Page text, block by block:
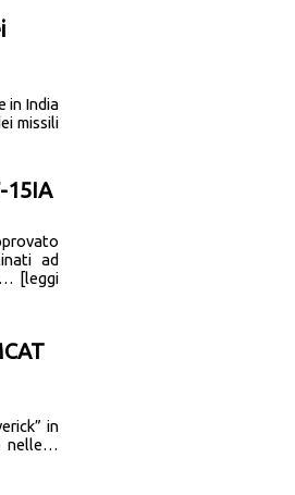
in India
missili
15IA
ad
[leggi
in
nelle…